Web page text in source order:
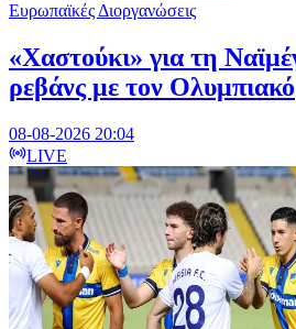
Ευρωπαϊκές Διοργανώσεις
«Χαστούκι» για τη
ρεβάνς με τον Ολυμπιακό
08-08-2026 20:04
LIVE